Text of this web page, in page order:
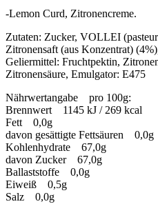
-Lemon Curd, Zitronencreme.
Zutaten: Zucker, VOLLEI
Zitronensaft (aus Konzentrat)
Geliermittel: Fruchtpektin,
Zitronensäure, Emulgator: E475
Nährwertangabe pro 100g:
Brennwert 1145 kJ / 269 kcal
Fett 0,0g
davon gesättigte Fettsäuren 0,0g
Kohlenhydrate 67,0g
davon Zucker 67,0g
Ballaststoffe 0,0g
Eiweiß 0,5g
Salz 0,0g